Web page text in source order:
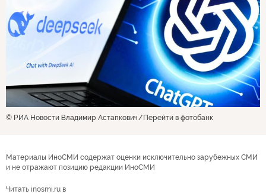
© РИА Новости Владимир Астапкович Перейти в фотобанк
Материалы ИноСМИ содержат оценки исключительно зарубежных СМИ
и не отражают позицию редакции ИноСМИ
Читать inosmi.ru в